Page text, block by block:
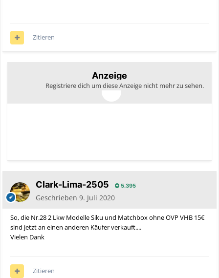
Zitieren
Anzeige
Registriere dich um diese Anzeige nicht mehr zu sehen.
Clark-Lima-2505 5.395
Geschrieben 9. Juli 2020
So, die Nr.28 2 Lkw Modelle Siku und Matchbox ohne OVP VHB 15€
sind jetzt an einen anderen Käufer verkauft....
Vielen Dank
Zitieren